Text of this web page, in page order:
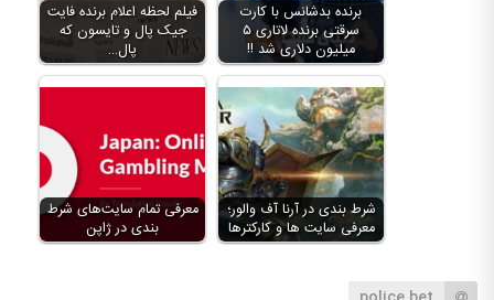
فیلم لحظه اعلام برنده فایت
جیک پال و تایسون که
پال…
برنده بدشانس با کارت
سرقتی برنده لاتاری ۵
میلیون دلاری شد !!
معرفی تمام سایت‌های شرط
بندی در ژاپن
شرط بندی در آرنا آف والور؛
معرفی سایت ها و کارکترها